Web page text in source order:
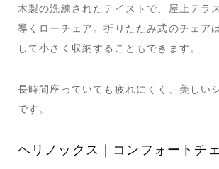
木製の洗練されたテイストで、屋上テラ
導くローチェア。折りたたみ式のチェア
して小さく収納することもできます。
長時間座っていても疲れにくく、美しい
です。
ヘリノックス｜コンフォートチ